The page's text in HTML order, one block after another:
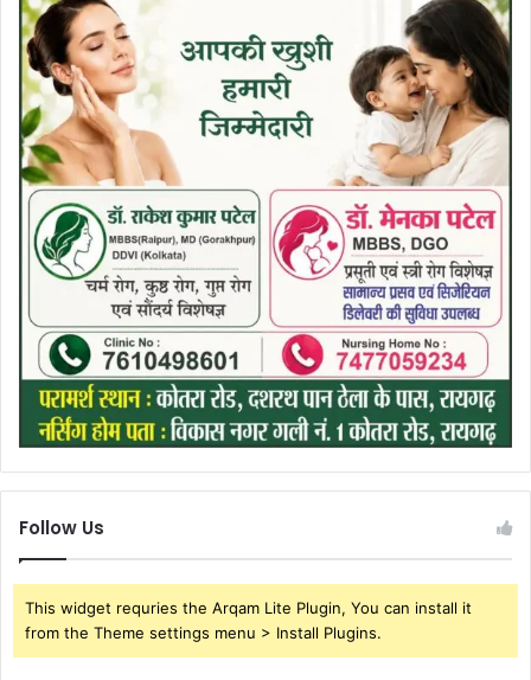
Follow Us
This widget requries the Arqam Lite Plugin, You can install it
from the Theme settings menu > Install Plugins.